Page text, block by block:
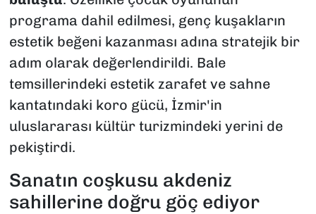
programa dahil edilmesi, genç kuşakların
estetik beğeni kazanması adına stratejik bir
adım olarak değerlendirildi. Bale
temsillerindeki estetik zarafet ve sahne
kantatındaki koro gücü, İzmir'in
uluslararası kültür turizmindeki yerini de
pekiştirdi.
Sanatın coşkusu akdeniz
sahillerine doğru göç ediyor